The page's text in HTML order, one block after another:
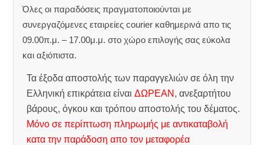
Όλες οι παραδόσεις πραγματοποιούνται με
συνεργαζόμενες εταιρείες courier καθημερινά απο τις
09.00π.μ. – 17.00μ.μ. στο χώρο επιλογής σας εύκολα
και αξιόπιστα.
Τα έξοδα αποστολής των παραγγελιών σε όλη την
Ελληνική επικράτεια είναιΔΩΡΕΑΝ , ανεξαρτήτου
βάρους, όγκου και τρόπου αποστολής του δέματος.
Μόνο σε περίπτωση πληρωμής με αντικαταβολή
κατα την παράδοση απο τον μεταφορέα